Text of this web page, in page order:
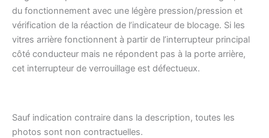
du fonctionnement avec une légère pression/pression et
vérification de la réaction de l’indicateur de blocage. Si les
vitres arrière fonctionnent à partir de l’interrupteur principal
côté conducteur mais ne répondent pas à la porte arrière,
cet interrupteur de verrouillage est défectueux.
Sauf indication contraire dans la description, toutes les
photos sont non contractuelles.